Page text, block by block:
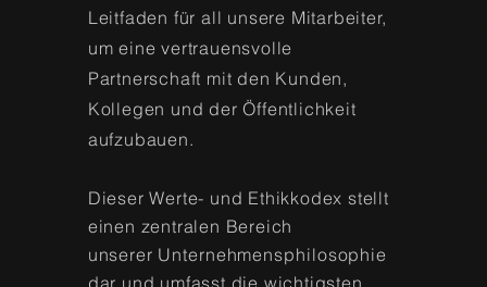
Leitfaden für all unsere Mitarbeiter,
um eine vertrauensvolle
Partnerschaft mit den Kunden,
Kollegen und der Öffentlichkeit
aufzubauen.
Dieser Werte- und Ethikkodex stellt
einen zentralen Bereich
unserer Unternehmensphilosophie
dar und umfasst die wichtigsten